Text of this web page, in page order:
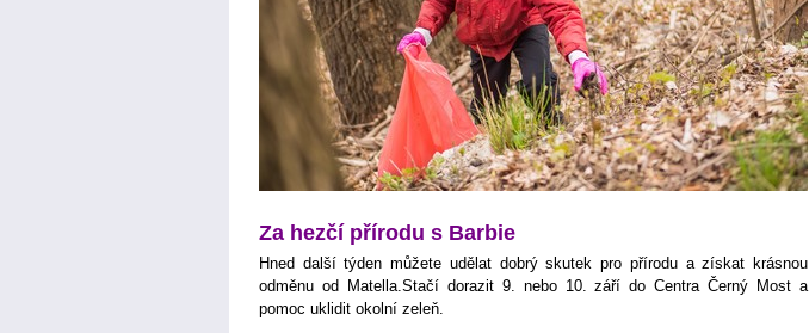
Za hezčí přírodu s Barbie
Hned další týden můžete udělat dobrý skutek pro přírodu a získat krásnou
odměnu od Matella.Stačí dorazit 9. nebo 10. září do Centra Černý Most a
pomoc uklidit okolní zeleň.